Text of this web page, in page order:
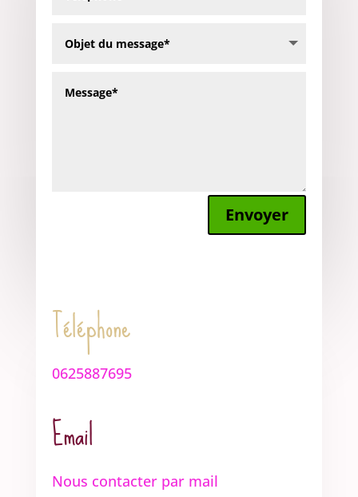
Envoyer
Téléphone
0625887695
Email
Nous contacter par mail